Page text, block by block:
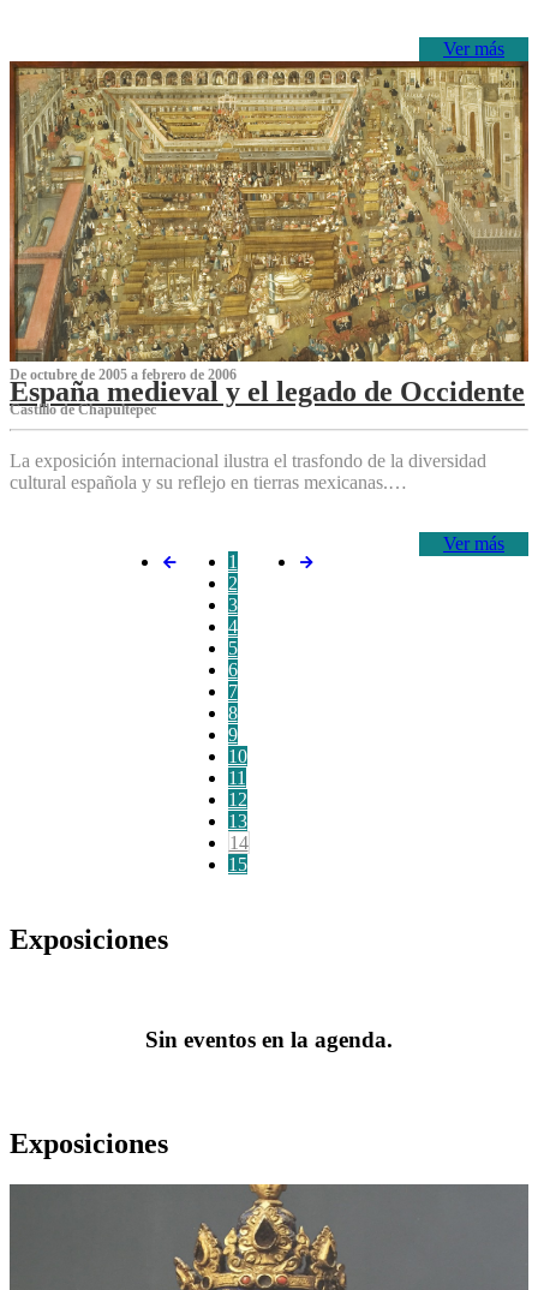
Ver más
De octubre de 2005 a febrero de 2006
España medieval y el legado de Occidente
Castillo de Chapultepec
La exposición internacional ilustra el trasfondo de la diversidad
cultural española y su reflejo en tierras mexicanas.…
Ver más
1
2
3
4
5
6
7
8
9
10
11
12
13
14
15
Exposiciones
Sin eventos en la agenda.
Exposiciones